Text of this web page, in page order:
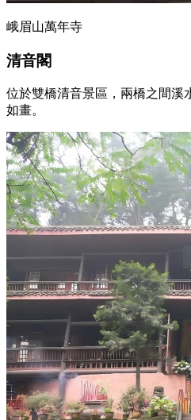
峨眉山萬年寺
清音閣
位於雙橋清音景區，兩橋之間溪
如畫。